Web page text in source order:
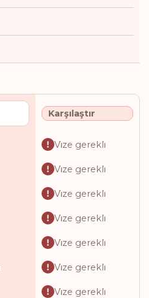
Karşılaştır
Vi̇ze gerekli̇
Vi̇ze gerekli̇
Vi̇ze gerekli̇
Vi̇ze gerekli̇
Vi̇ze gerekli̇
Vi̇ze gerekli̇
Vi̇ze gerekli̇